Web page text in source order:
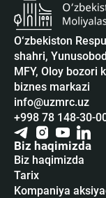
O‘zbekiston
shahri,
MFY, Oloy bozori
biznes markazi
info@uzmrc.uz
+998 78 148-30-
Biz haqimizda
Biz haqimizda
Tarix
Kompaniya